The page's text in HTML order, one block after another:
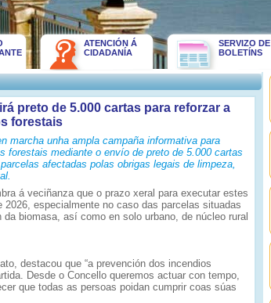
ATENCIÓN Á
CIDADANÍA
SERVIZO DE
BOLETÍNS
preto de 5.000 cartas para reforzar a
forestais
marcha unha ampla campaña informativa para
forestais mediante o envío de preto de 5.000 cartas
afectadas polas obrigas legais de limpeza,
á veciñanza que o prazo xeral para executar estes
especialmente no caso das parcelas situadas
biomasa, así como en solo urbano, de núcleo rural
destacou que “a prevención dos incendios
Desde o Concello queremos actuar con tempo,
que todas as persoas poidan cumprir coas súas